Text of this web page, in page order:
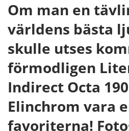
Om man en
världens bästa
skulle utses
förmodligen
Indirect Octa
Elinchrom vara
favoriterna!